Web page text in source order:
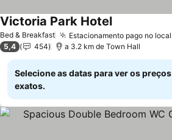
Bed & Breakfast Estacionamento pago no local
Victoria Park Hotel
5,4 454 a 3.2 km de Town Hall
Selecione as datas para ver os preços
exatos.